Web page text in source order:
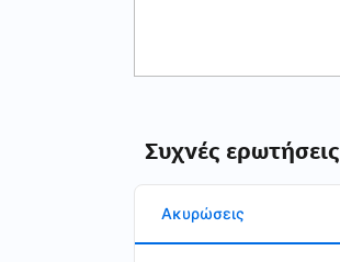
Συχνές ερωτήσεις
Ακυρώσεις